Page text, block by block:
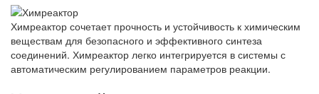
Химреактор сочетает прочность и устойчивость к химическим
веществам для безопасного и эффективного синтеза
соединений. Химреактор легко интегрируется в системы с
автоматическим регулированием параметров реакции.